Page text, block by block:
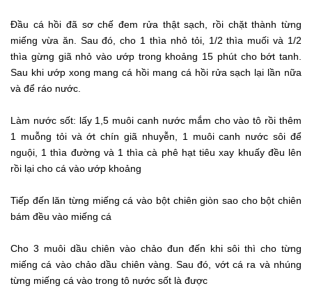
Đầu cá hồi đã sơ chế đem rửa thật sạch, rồi chặt thành từng
miếng vừa ăn. Sau đó, cho 1 thìa nhỏ tỏi, 1/2 thìa muối và 1/2
thìa gừng giã nhỏ vào ướp trong khoảng 15 phút cho bớt tanh.
Sau khi ướp xong mang cá hồi mang cá hồi rửa sạch lại lần nữa
và để ráo nước.
Làm nước sốt: lấy 1,5 muôi canh nước mắm cho vào tô rồi thêm
1 muỗng tỏi và ớt chín giã nhuyễn, 1 muôi canh nước sôi để
nguội, 1 thìa đường và 1 thìa cà phê hạt tiêu xay khuấy đều lên
rồi lại cho cá vào ướp khoảng
Tiếp đến lăn từng miếng cá vào bột chiên giòn sao cho bột chiên
bám đều vào miếng cá
Cho 3 muôi dầu chiên vào chảo đun đến khi sôi thì cho từng
miếng cá vào chảo dầu chiên vàng. Sau đó, vớt cá ra và nhúng
từng miếng cá vào trong tô nước sốt là được